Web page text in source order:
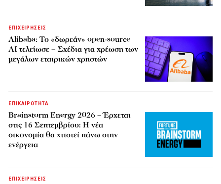
ΕΠΙΧΕΙΡΗΣΕΙΣ
Alibaba: Το «δωρεάν» open-source
AI τελείωσε – Σχέδια για χρέωση των
μεγάλων εταιρικών χρηστών
ΕΠΙΚΑΙΡΟΤΗΤΑ
Brainstorm Energy 2026 – Έρχεται
στις 16 Σεπτεμβρίου: Η νέα
οικονομία θα χτιστεί πάνω στην
ενέργεια
ΕΠΙΧΕΙΡΗΣΕΙΣ